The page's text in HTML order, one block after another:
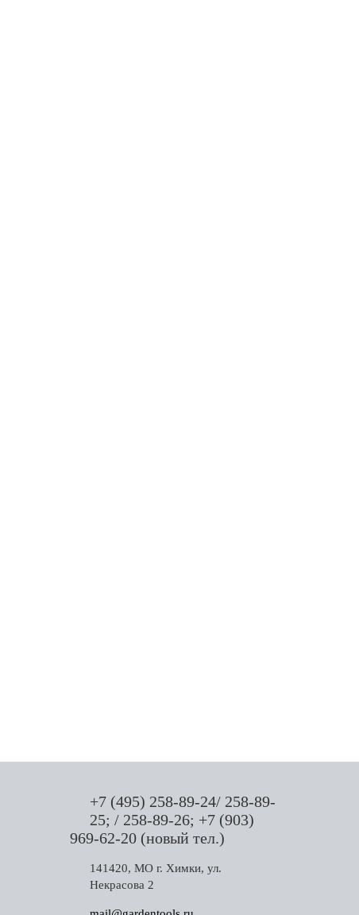
+7 (495) 258-89-24/ 258-89-
25; / 258-89-26; +7 (903)
969-62-20 (новый тел.)
141420, МО г. Химки, ул.
Некрасова 2